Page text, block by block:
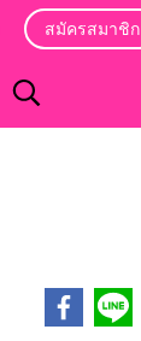
สมัครสมาชิก